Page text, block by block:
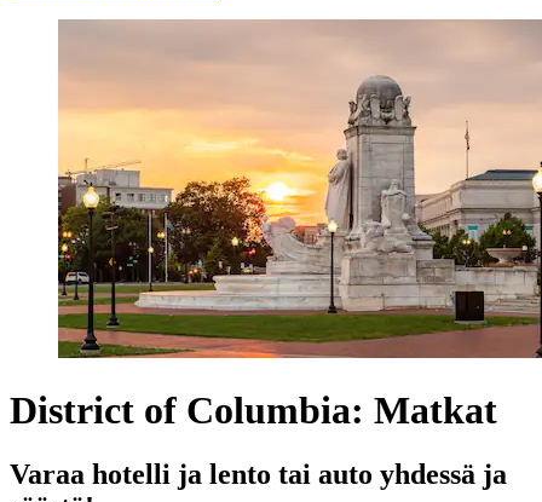
District of Columbia: Matkat
Varaa hotelli ja lento tai auto yhdessä ja